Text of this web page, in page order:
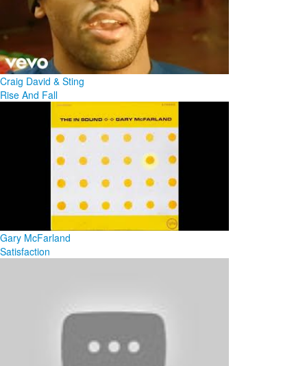
Craig David & Sting
Rise And Fall
Gary McFarland
Satisfaction